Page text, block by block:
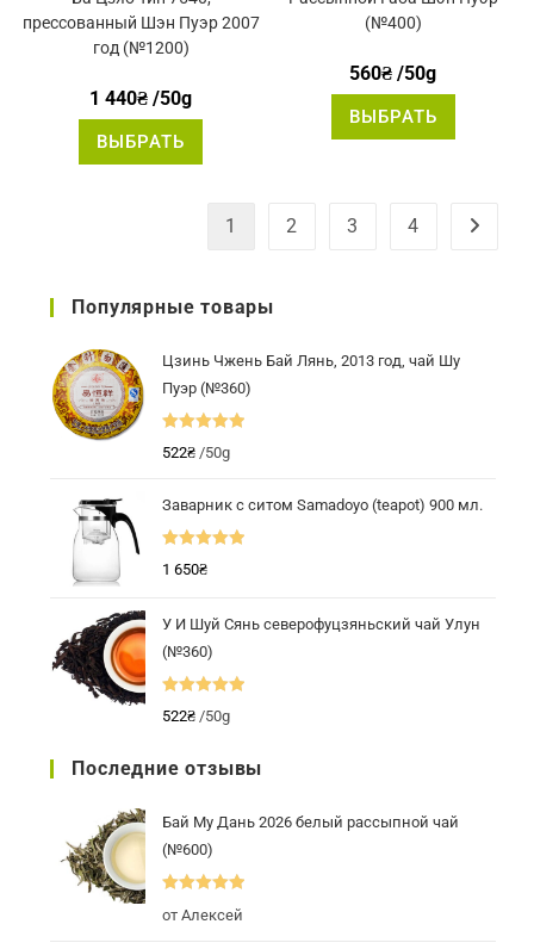
прессованный Шэн Пуэр 2007
год (№1200)
1 440₴ /50g
ВЫБРАТЬ
можно
(№400)
560₴ /50g
ВЫБРАТЬ
выбрать
на
1 2 3 4
Популярные товары
Цзинь Чжень Бай Лянь, 2013 год, чай Шу
Пуэр (№360)
Оценка5.00
522₴ /50g
Заварник с ситом Samadoyo (teapot) 900 мл.
Оценка
1 650₴
У И Шуй Сянь северофуцзяньский чай Улун
(№360)
Оценка5.00
522₴ /50g
Последние отзывы
Бай Му Дань 2026 белый рассыпной чай
(№600)
из
от Алексей